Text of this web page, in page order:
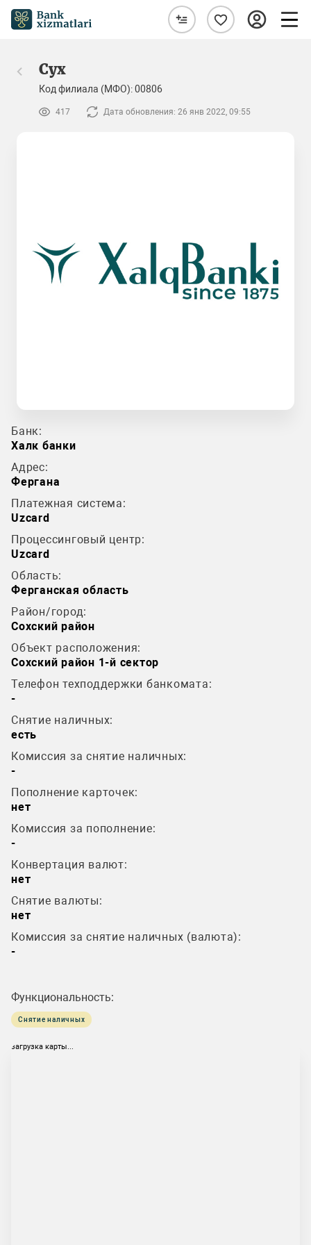
Сух
Код филиала (МФО): 00806
417 Дата обновления: 26 янв 2022, 09:55
Банк:
Халк банки
Адрес:
Фергана
Платежная система:
Uzcard
Процессинговый центр:
Uzcard
Область:
Ферганская область
Район/город:
Сохский район
Объект расположения:
Сохский район 1-й сектор
Телефон техподдержки банкомата:
-
Снятие наличных:
есть
Комиссия за снятие наличных:
-
Пополнение карточек:
нет
Комиссия за пополнение:
-
Конвертация валют:
нет
Снятие валюты:
нет
Комиссия за снятие наличных (валюта):
-
Функциональность:
Снятие наличных
загрузка карты...